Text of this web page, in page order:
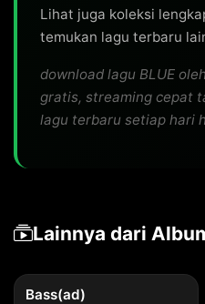
Lihat juga koleksi
temukan lagu terbaru
download lagu BLUE
gratis, streaming cepat
lagu terbaru setiap hari
Lainnya dari
Bass(ad)